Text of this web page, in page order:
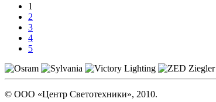
1
2
3
4
5
© ООО «Центр Светотехники», 2010.